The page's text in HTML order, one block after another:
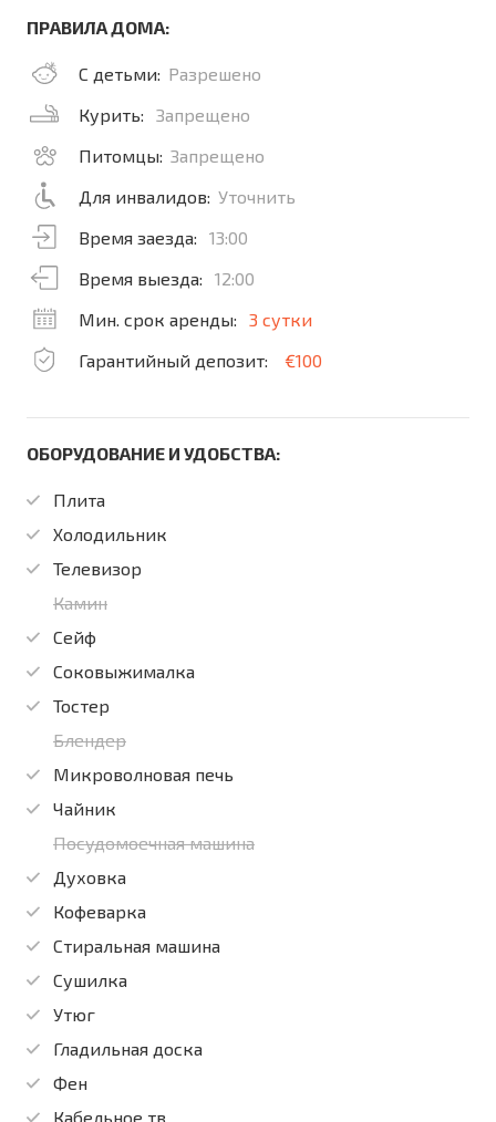
ПРАВИЛА ДОМА:
С детьми: Разрешено
Курить:
Запрещено
Питомцы: Запрещено
Для инвалидов: Уточнить
Время заезда:
13:00
Время выезда:
12:00
Мин. срок аренды:
3 сутки
Гарантийный депозит:
€100
ОБОРУДОВАНИЕ И УДОБСТВА:
Плита
Холодильник
Телевизор
Камин
Сейф
Соковыжималка
Тостер
Блендер
Микроволновая печь
Чайник
Посудомоечная машина
Духовка
Кофеварка
Стиральная машина
Сушилка
Утюг
Гладильная доска
Фен
Кабельное тв